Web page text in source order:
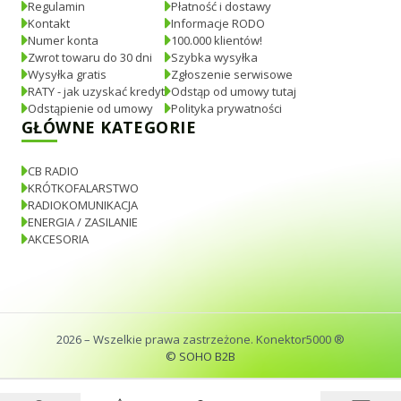
Regulamin
Kontakt
Numer konta
Zwrot towaru do 30 dni
Wysyłka gratis
RATY - jak uzyskać kredyt
Odstąpienie od umowy
Płatność i dostawy
Informacje RODO
100.000 klientów!
Szybka wysyłka
Zgłoszenie serwisowe
Odstąp od umowy tutaj
Polityka prywatności
GŁÓWNE KATEGORIE
CB RADIO
KRÓTKOFALARSTWO
RADIOKOMUNIKACJA
ENERGIA / ZASILANIE
AKCESORIA
2026– Wszelkie prawa zastrzeżone. Konektor5000 ®
© SOHO B2B